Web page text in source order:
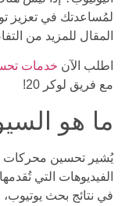
لمُساعدتك في تعزيز
المقال للمزيد من
اطلب الآن خدمات
مع فريق لوكر 20!
ما هو
يُشير تحسين محركات
الفيديوهات التي
في نتائج بحث